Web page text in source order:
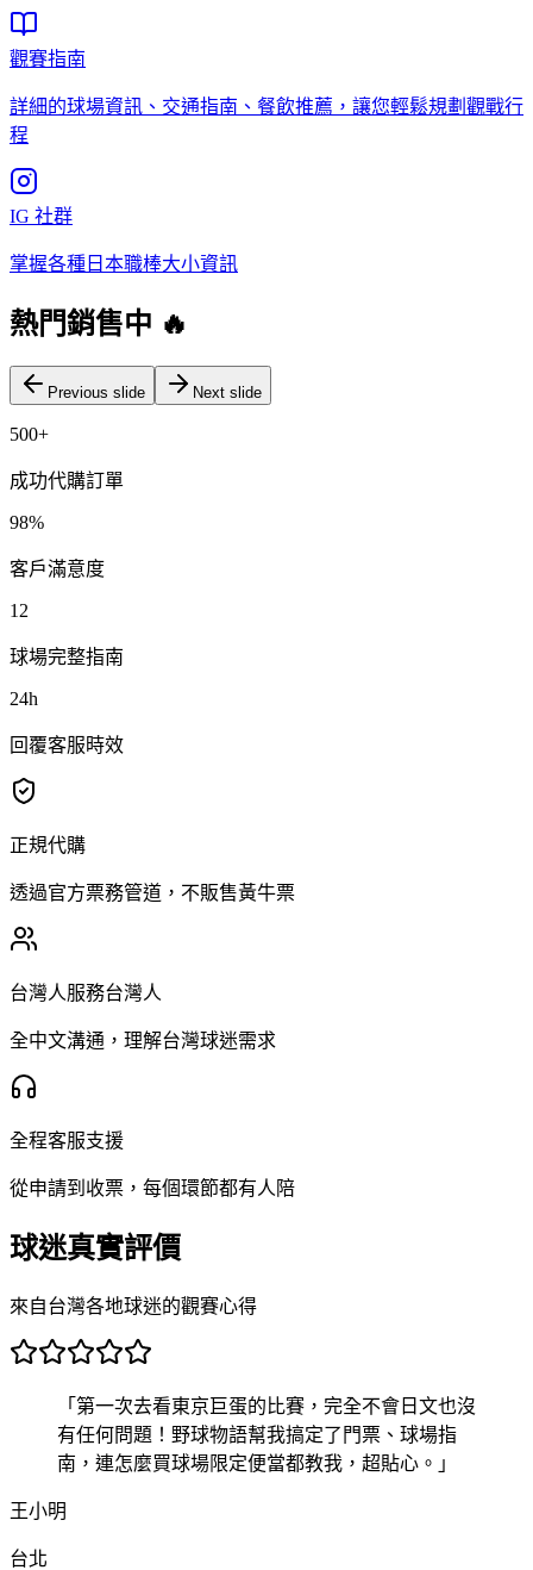
觀賽指南
詳細的球場資訊、交通指南、餐飲推薦，讓您輕鬆規劃觀戰行
程
IG 社群
掌握各種日本職棒大小資訊
熱門銷售中 🔥
Previous slide Next slide
500+
成功代購訂單
98%
客戶滿意度
12
球場完整指南
24h
回覆客服時效
正規代購
透過官方票務管道，不販售黃牛票
台灣人服務台灣人
全中文溝通，理解台灣球迷需求
全程客服支援
從申請到收票，每個環節都有人陪
球迷真實評價
來自台灣各地球迷的觀賽心得
「 第一次去看東京巨蛋的比賽，完全不會日文也沒
有任何問題！野球物語幫我搞定了門票、球場指
南，連怎麼買球場限定便當都教我，超貼心。 」
王小明
台北